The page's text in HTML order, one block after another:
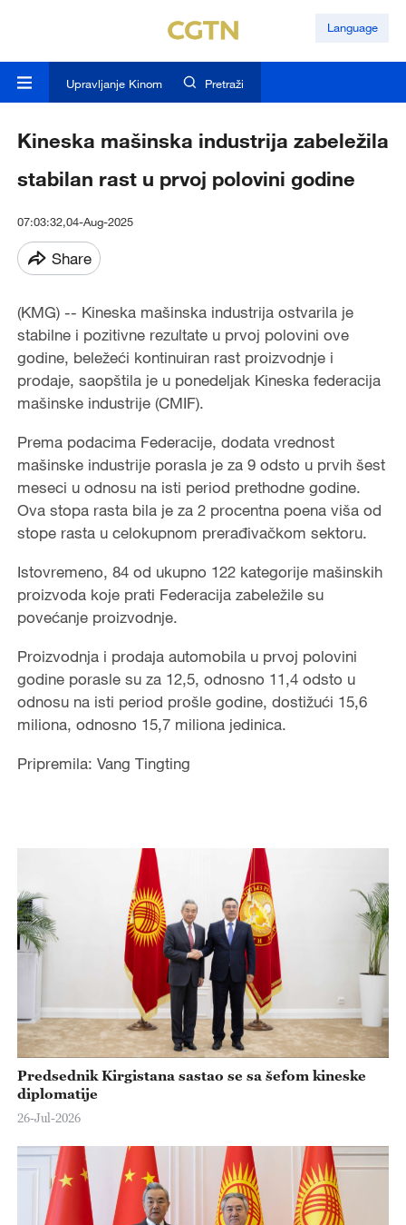
Language
Upravljanje Kinom Pretraži
Kineska mašinska industrija zabeležila
stabilan rast u prvoj polovini godine
07:03:32,04-Aug-2025
Share
(KMG) -- Kineska mašinska industrija ostvarila je
stabilne i pozitivne rezultate u prvoj polovini ove
godine, beležeći kontinuiran rast proizvodnje i
prodaje, saopštila je u ponedeljak Kineska federacija
mašinske industrije (CMIF).
Prema podacima Federacije, dodata vrednost
mašinske industrije porasla je za 9 odsto u prvih šest
meseci u odnosu na isti period prethodne godine.
Ova stopa rasta bila je za 2 procentna poena viša od
stope rasta u celokupnom prerađivačkom sektoru.
Istovremeno, 84 od ukupno 122 kategorije mašinskih
proizvoda koje prati Federacija zabeležile su
povećanje proizvodnje.
Proizvodnja i prodaja automobila u prvoj polovini
godine porasle su za 12,5, odnosno 11,4 odsto u
odnosu na isti period prošle godine, dostižući 15,6
miliona, odnosno 15,7 miliona jedinica.
Pripremila: Vang Tingting
Predsednik Kirgistana sastao se sa šefom kineske
diplomatije
26-Jul-2026